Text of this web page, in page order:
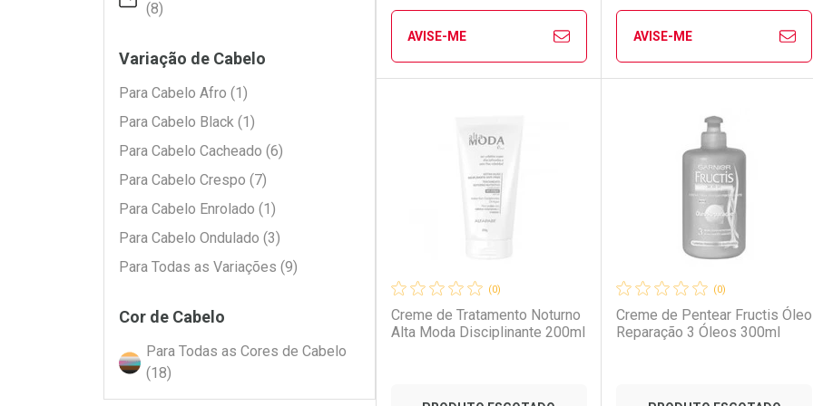
Ver Desconto Convênio Ver Desconto Convênio
AVISE-ME
Laboratório
Por Menos
AVISE-ME
Laboratório
Por Menos
(0)
Creme de Tratamento Noturno
Alta Moda Disciplinante 200ml
(0)
Creme de Pentear Fructis Óleo
Reparação 3 Óleos 300ml
(8)
Variação de Cabelo
Para Cabelo Afro (1)
Para Cabelo Black (1)
Para Cabelo Cacheado (6)
Para Cabelo Crespo (7)
Para Cabelo Enrolado (1)
Para Cabelo Ondulado (3)
Para Todas as Variações (9)
Cor de Cabelo
Para Todas as Cores de Cabelo
(18)